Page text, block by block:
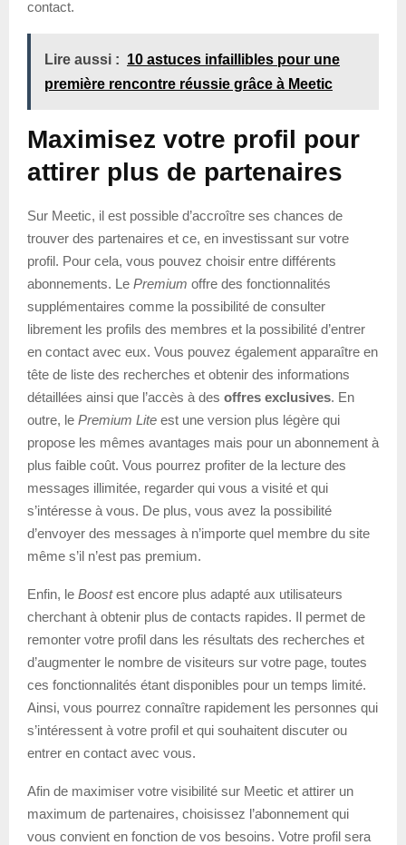
contact.
Lire aussi : 10 astuces infaillibles pour une
première rencontre réussie grâce à Meetic
Maximisez votre profil pour
attirer plus de partenaires
Sur Meetic, il est possible d’accroître ses chances de
trouver des partenaires et ce, en investissant sur votre
profil. Pour cela, vous pouvez choisir entre différents
abonnements. Le Premium offre des fonctionnalités
supplémentaires comme la possibilité de consulter
librement les profils des membres et la possibilité d’entrer
en contact avec eux. Vous pouvez également apparaître en
tête de liste des recherches et obtenir des informations
détaillées ainsi que l’accès à des offres exclusives. En
outre, le Premium Lite est une version plus légère qui
propose les mêmes avantages mais pour un abonnement à
plus faible coût. Vous pourrez profiter de la lecture des
messages illimitée, regarder qui vous a visité et qui
s’intéresse à vous. De plus, vous avez la possibilité
d’envoyer des messages à n’importe quel membre du site
même s’il n’est pas premium.
Enfin, le Boostest encore plus adapté aux utilisateurs
cherchant à obtenir plus de contacts rapides. Il permet de
remonter votre profil dans les résultats des recherches et
d’augmenter le nombre de visiteurs sur votre page, toutes
ces fonctionnalités étant disponibles pour un temps limité.
Ainsi, vous pourrez connaître rapidement les personnes qui
s’intéressent à votre profil et qui souhaitent discuter ou
entrer en contact avec vous.
Afin de maximiser votre visibilité sur Meetic et attirer un
maximum de partenaires, choisissez l’abonnement qui
vous convient en fonction de vos besoins. Votre profil sera